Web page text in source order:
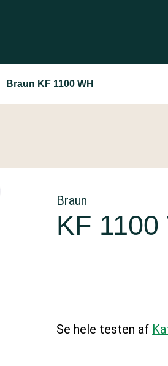
Braun KF 1100 WH
Braun
KF 1100
Se hele testen af